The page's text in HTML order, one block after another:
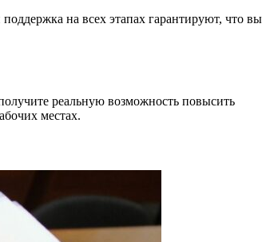
на всех этапах гарантируют, что вы
реальную возможность повысить
местах.